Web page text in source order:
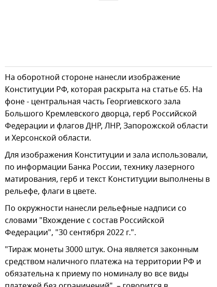
На оборотной стороне нанесли изображение
Конституции РФ, которая раскрыта на статье 65. На
фоне - центральная часть Георгиевского зала
Большого Кремлевского дворца, герб Российской
Федерации и флагов ДНР, ЛНР, Запорожской области
и Херсонской области.
Для изображения Конституции и зала использовали,
по информации Банка России, технику лазерного
матирования, герб и текст Конституции выполнены в
рельефе, флаги в цвете.
По окружности нанесли рельефные надписи со
словами "Вхождение с состав Российской
Федерации", "30 сентября 2022 г.".
"Тираж монеты 3000 штук. Она является законным
средством наличного платежа на территории РФ и
обязательна к приему по номиналу во все виды